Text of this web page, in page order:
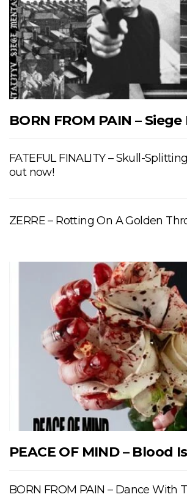
BORN FROM PAIN –
FATEFUL FINALITY – Skull-
out now!
ZERRE – Rotting On A Golden
PEACE OF MIND – Blood
BORN FROM PAIN – Dance With